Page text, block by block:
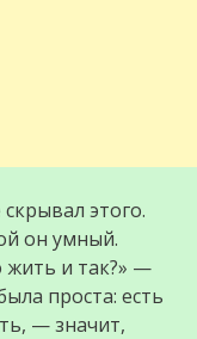
этого.
он умный.
жить и так?» —
проста: есть
— значит,